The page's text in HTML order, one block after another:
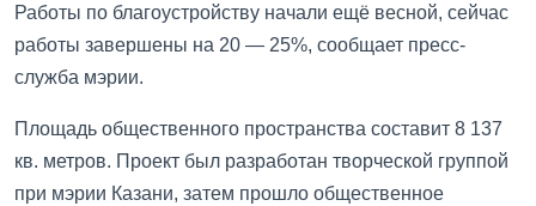
Работы по благоустройству начали ещё весной, сейчас
работы завершены на 20 — 25%, сообщает пресс-
служба мэрии.
Площадь общественного пространства составит 8 137
кв. метров. Проект был разработан творческой группой
при мэрии Казани, затем прошло общественное